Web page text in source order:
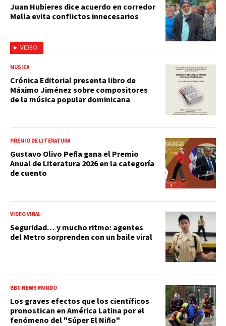
VIDEO
Juan Hubieres dice acuerdo en corredor
Mella evita conflictos innecesarios
MÚSICA
Crónica Editorial presenta libro de
Máximo Jiménez sobre compositores
de la música popular dominicana
PREMIO DE LITERATURA
Gustavo Olivo Peña gana el Premio
Anual de Literatura 2026 en la categoría
de cuento
VIDEO VIRAL
Seguridad… y mucho ritmo: agentes
del Metro sorprenden con un baile viral
BBC NEWS MUNDO
Los graves efectos que los científicos
pronostican en América Latina por el
fenómeno del "Súper El Niño"